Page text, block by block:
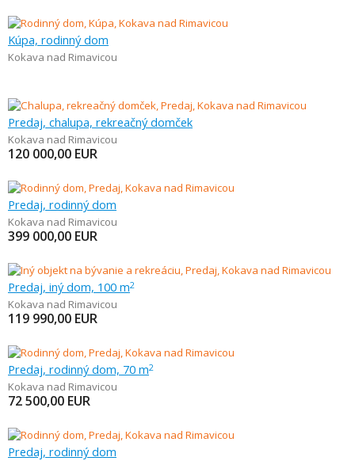
Kúpa, rodinný dom
Kokava nad Rimavicou
Predaj, chalupa, rekreačný domček
Kokava nad Rimavicou
120 000,00 EUR
Predaj, rodinný dom
Kokava nad Rimavicou
399 000,00 EUR
Predaj, iný dom, 100 m2
Kokava nad Rimavicou
119 990,00 EUR
Predaj, rodinný dom, 70 m2
Kokava nad Rimavicou
72 500,00 EUR
Predaj, rodinný dom